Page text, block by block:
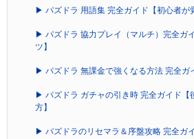
▶ パズドラ 用語集 完全ガイド【初心者が
▶ パズドラ 協力プレイ（マルチ）完全ガ
ツ】
▶ パズドラ 無課金で強くなる方法 完全ガ
▶ パズドラ ガチャの引き時 完全ガイド【
方】
▶ パズドラのリセマラ＆序盤攻略 完全ガ